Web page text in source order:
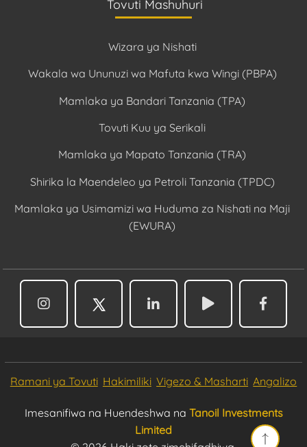
Tovuti Mashuhuri
Wizara ya Nishati
Wakala wa Ununuzi wa Mafuta kwa Wingi (PBPA)
Mamlaka ya Bandari Tanzania (TPA)
Tovuti Kuu ya Serikali
Mamlaka ya Mapato Tanzania (TRA)
Shirika la Maendeleo ya Petroli Tanzania (TPDC)
Mamlaka ya Usimamizi wa Huduma za Nishati na Maji
(EWURA)
Ramani ya Tovuti Hakimiliki Vigezo & Masharti Angalizo
Imesanifiwa na Huendeshwa na Tanoil Investments
Limited